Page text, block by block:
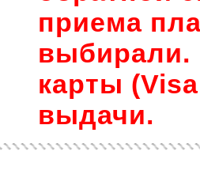
приема
выбирали.
карты
выдачи.